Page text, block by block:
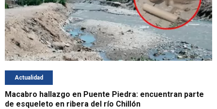
Actualidad
Macabro hallazgo en Puente Piedra: encuentran parte
de esqueleto en ribera del río Chillón